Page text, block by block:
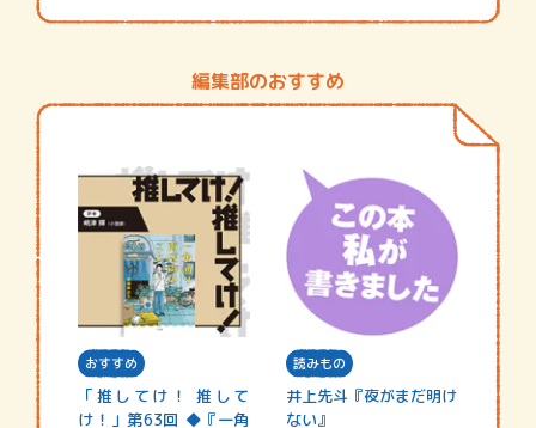
編集部のおすすめ
おすすめ
「推してけ！ 推して
け！」第63回 ◆『一角
読みもの
井上先斗『夜がまだ明け
ない』